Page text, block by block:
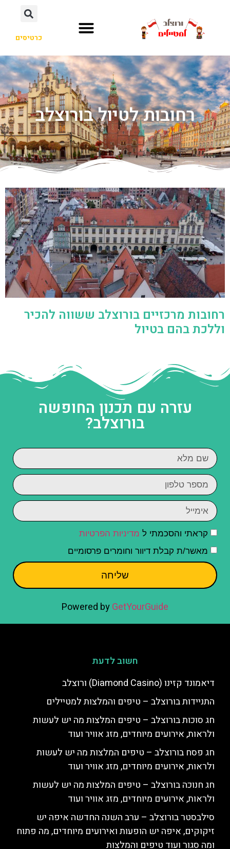
כרטיסים
רחובות לטיול בורוצלב
רחובות מרכזיים בורוצלב ששווה להכיר
וללכת בהם בטיול
עזרה עם תכנון החופשה
בורוצלב?
קראתי והסכמתי ל מדיניות הפרטיות
מאשר/ת קבלת דיוור וחומרים פרסומיים
שליחה
Powered byGetYourGuide
חשוב לדעת
דיאמונד קזינו (Diamond Casino) ורוצלב
התניידות בורוצלב – טיפים והמלצות למטיילים
חג סוכות בורוצלב – טיפים המלצות מה יש לעשות
ולראות, אירועים מיוחדים, מזג אוויר ועוד
חג פסח בורוצלב – טיפים המלצות מה יש לעשות
ולראות, אירועים מיוחדים, מזג אוויר ועוד
חג חנוכה בורוצלב – טיפים המלצות מה יש לעשות
ולראות, אירועים מיוחדים, מזג אוויר ועוד
סילבסטר בורוצלב – ערב השנה החדשה איפה יש
זיקוקים, איפה יש הופעות ואירועים מיוחדים, מה פתוח
ומה סגור ועוד טיפים והמלצות